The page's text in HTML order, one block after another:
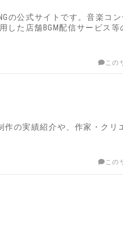
の公式サイトです。音楽コ
した店舗BGM配信サービス
この
の実績紹介や、作家・クリ
この